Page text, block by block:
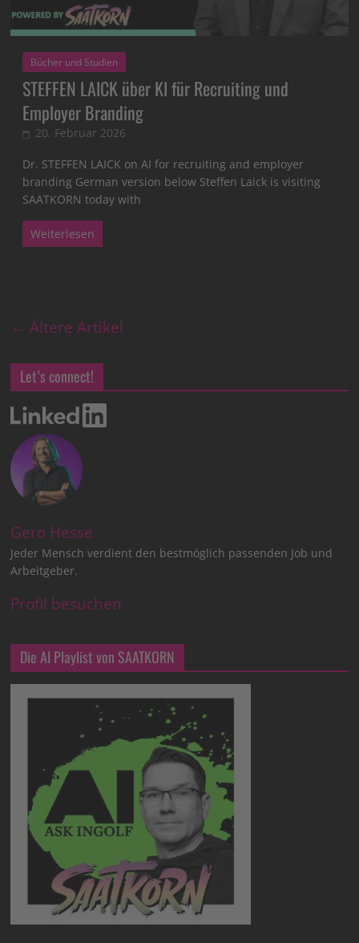
Bücher und Studien
STEFFEN LAICK über KI für Recruiting und
Employer Branding
20. Februar 2026
Dr. STEFFEN LAICK on AI for recruiting and employer
branding German version below Steffen Laick is visiting
SAATKORN today with
Weiterlesen
← Ältere Artikel
Let’s connect!
Gero Hesse
Jeder Mensch verdient den bestmöglich passenden Job und
Arbeitgeber.
Profil besuchen
Die AI Playlist von SAATKORN